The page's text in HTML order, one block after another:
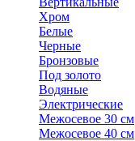
Хром
Белые
Черные
Бронзовые
Под золото
Водяные
Электрические
Межосевое 30 см
Межосевое 40 см